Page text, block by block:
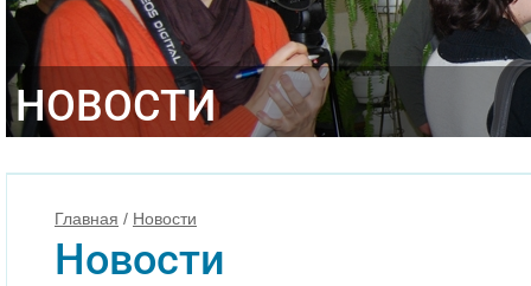
НОВОСТИ
Главная / Новости
Новости